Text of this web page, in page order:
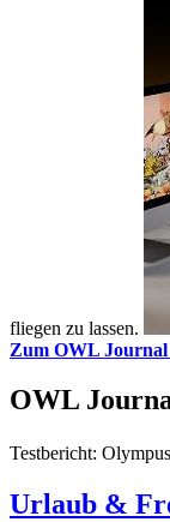
fliegen zu lassen.
Zum OWL
OWL
Testbericht:
Urlaub &